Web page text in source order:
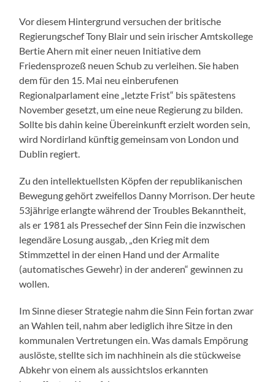
Vor diesem Hintergrund versuchen der britische
Regierungschef Tony Blair und sein irischer Amtskollege
Bertie Ahern mit einer neuen Initiative dem
Friedensprozeß neuen Schub zu verleihen. Sie haben
dem für den 15. Mai neu einberufenen
Regionalparlament eine „letzte Frist“ bis spätestens
November gesetzt, um eine neue Regierung zu bilden.
Sollte bis dahin keine Übereinkunft erzielt worden sein,
wird Nordirland künftig gemeinsam von London und
Dublin regiert.
Zu den intellektuellsten Köpfen der republikanischen
Bewegung gehört zweifellos Danny Morrison. Der heute
53jährige erlangte während der Troubles Bekanntheit,
als er 1981 als Pressechef der Sinn Fein die inzwischen
legendäre Losung ausgab, „den Krieg mit dem
Stimmzettel in der einen Hand und der Armalite
(automatisches Gewehr) in der anderen“ gewinnen zu
wollen.
Im Sinne dieser Strategie nahm die Sinn Fein fortan zwar
an Wahlen teil, nahm aber lediglich ihre Sitze in den
kommunalen Vertretungen ein. Was damals Empörung
auslöste, stellte sich im nachhinein als die stückweise
Abkehr von einem als aussichtslos erkannten